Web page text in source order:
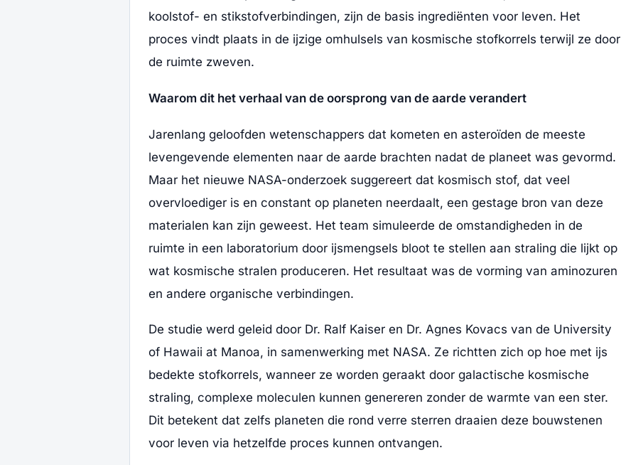
koolstof- en stikstofverbindingen, zijn de basis ingrediënten voor leven. Het
proces vindt plaats in de ijzige omhulsels van kosmische stofkorrels terwijl ze door
de ruimte zweven.
Waarom dit het verhaal van de oorsprong van de aarde verandert
Jarenlang geloofden wetenschappers dat kometen en asteroïden de meeste
levengevende elementen naar de aarde brachten nadat de planeet was gevormd.
Maar het nieuwe NASA-onderzoek suggereert dat kosmisch stof, dat veel
overvloediger is en constant op planeten neerdaalt, een gestage bron van deze
materialen kan zijn geweest. Het team simuleerde de omstandigheden in de
ruimte in een laboratorium door ijsmengsels bloot te stellen aan straling die lijkt op
wat kosmische stralen produceren. Het resultaat was de vorming van aminozuren
en andere organische verbindingen.
De studie werd geleid door Dr. Ralf Kaiser en Dr. Agnes Kovacs van de University
of Hawaii at Manoa, in samenwerking met NASA. Ze richtten zich op hoe met ijs
bedekte stofkorrels, wanneer ze worden geraakt door galactische kosmische
straling, complexe moleculen kunnen genereren zonder de warmte van een ster.
Dit betekent dat zelfs planeten die rond verre sterren draaien deze bouwstenen
voor leven via hetzelfde proces kunnen ontvangen.